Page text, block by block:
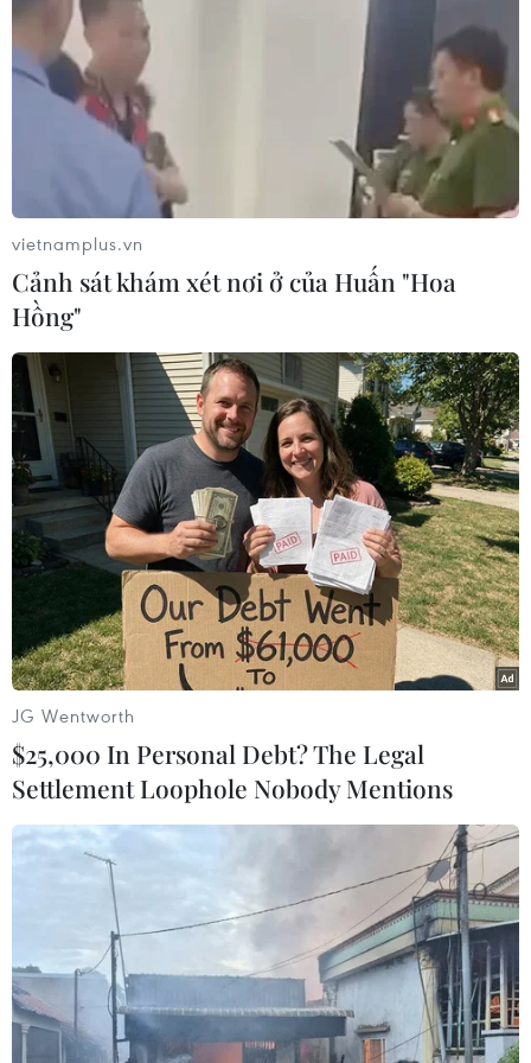
thời chiến (OPCON) từ phía Mỹ.
Nhà lãnh đạo Triều Tiên Kim Jong-un sẽ
sớm thăm Hàn Quốc
22/12/2018 07:45
Phủ Tổng thống Hàn Quốc cho biết, mặc dù nhà lãnh
đạo Triều Tiên Kim Jong-un không thể thăm Hàn Quốc
trong năm nay, nhưng chuyến thăm sẽ sớm diễn ra.
vietnamplus.vn
Cảnh sát khám xét nơi ở của Huấn "Hoa
Hồng"
JG Wentworth
$25,000 In Personal Debt? The Legal
Settlement Loophole Nobody Mentions